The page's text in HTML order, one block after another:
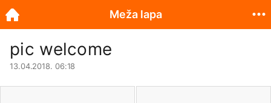
pic welcome
13.04.2018. 06:18
Meža lapa